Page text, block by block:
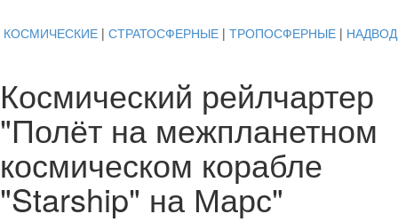
КОСМИЧЕСКИЕ | СТРАТОСФЕРНЫЕ | ТРОПОСФЕРНЫЕ |
Космический рейлчартер
"Полёт на межпланетном
космическом корабле
"Starship" на Марс"